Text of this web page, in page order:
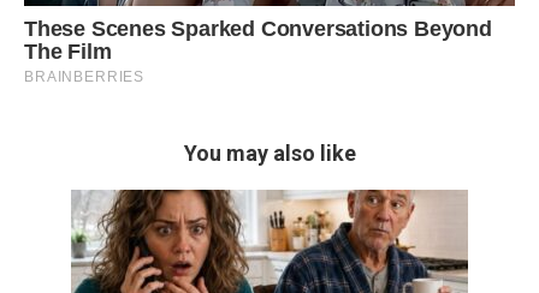
You may also like